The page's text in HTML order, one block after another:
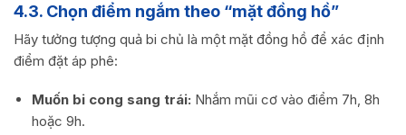
4.3. Chọn điểm ngắm theo “mặt đồng hồ”
Hãy tưởng tượng quả bi chủ là một mặt đồng hồ để xác định
điểm đặt áp phê:
Muốn bi cong sang trái: Nhắm mũi cơ vào điểm 7h, 8h
hoặc 9h.